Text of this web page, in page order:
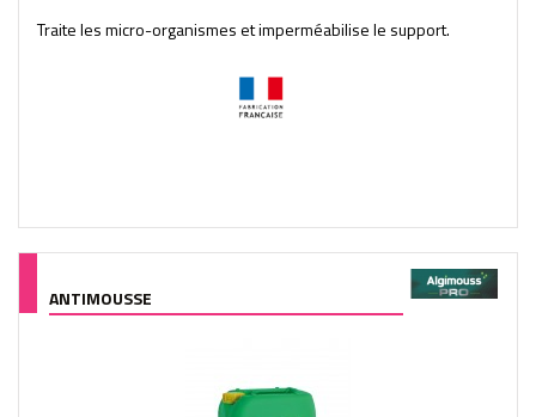
Traite les micro-organismes et imperméabilise le support.
ANTIMOUSSE